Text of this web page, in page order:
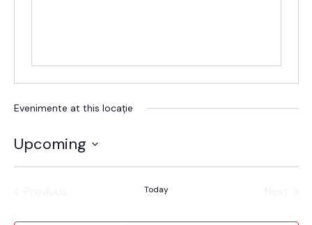
Evenimente at this locație
Upcoming
Today